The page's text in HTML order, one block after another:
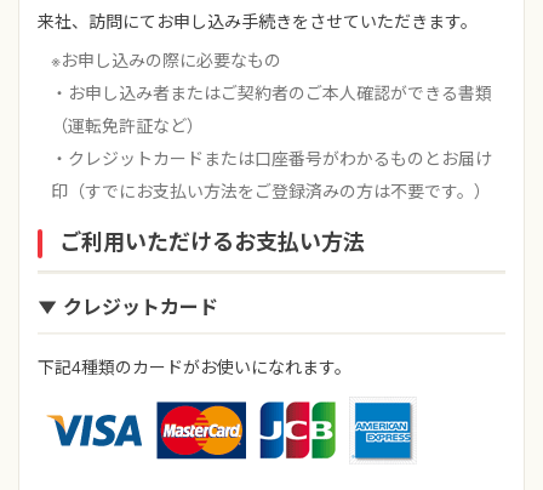
来社、訪問にてお申し込み手続きをさせていただきます。
※お申し込みの際に必要なもの
・お申し込み者またはご契約者のご本人確認ができる書類
（運転免許証など）
・クレジットカードまたは口座番号がわかるものとお届け
印（すでにお支払い方法をご登録済みの方は不要です。）
ご利用いただけるお支払い方法
クレジットカード
下記4種類のカードがお使いになれます。